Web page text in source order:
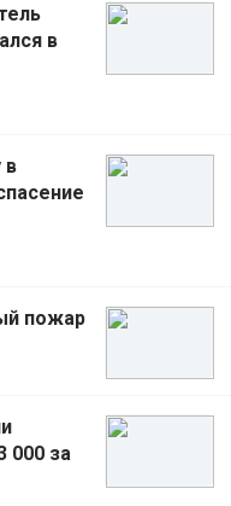
в
в
пожар
000 за